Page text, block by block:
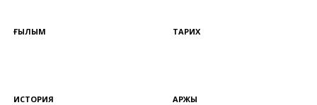
ҒЫЛЫМ ТАРИХ
ИСТОРИЯ ҚАРЖЫ